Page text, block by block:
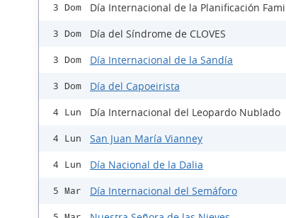
3 Dom Día Internacional de la Planificación
3 Dom Día del Síndrome de CLOVES
3 Dom Día Internacional de la Sandía
3 Dom Día del Capoeirista
4 Lun Día Internacional del Leopardo Nublado
4 Lun San Juan María Vianney
4 Lun Día Nacional de la Dalia
5 Mar Día Internacional del Semáforo